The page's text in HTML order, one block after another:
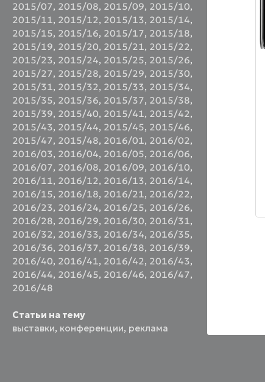
2015/07, 2015/08, 2015/09, 2015/10,
2015/11, 2015/12, 2015/13, 2015/14,
2015/15, 2015/16, 2015/17, 2015/18,
2015/19, 2015/20, 2015/21, 2015/22,
2015/23, 2015/24, 2015/25, 2015/26,
2015/27, 2015/28, 2015/29, 2015/30,
2015/31, 2015/32, 2015/33, 2015/34,
2015/35, 2015/36, 2015/37, 2015/38,
2015/39, 2015/40, 2015/41, 2015/42,
2015/43, 2015/44, 2015/45, 2015/46,
2015/47, 2015/48, 2016/01, 2016/02,
2016/03, 2016/04, 2016/05, 2016/06,
2016/07, 2016/08, 2016/09, 2016/10,
2016/11, 2016/12, 2016/13, 2016/14,
2016/15, 2016/18, 2016/21, 2016/22,
2016/23, 2016/24, 2016/25, 2016/26,
2016/28, 2016/29, 2016/30, 2016/31,
2016/32, 2016/33, 2016/34, 2016/35,
2016/36, 2016/37, 2016/38, 2016/39,
2016/40, 2016/41, 2016/42, 2016/43,
2016/44, 2016/45, 2016/46, 2016/47,
2016/48
Статьи на тему
выставки, конференции, реклама